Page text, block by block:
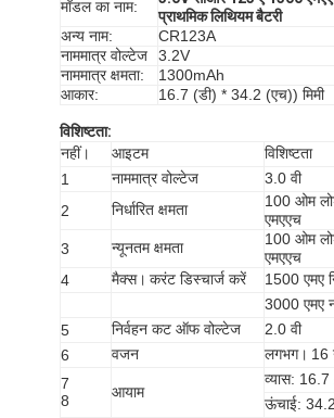
मॉडल का नाम:
प्राथमिक लिथियम बैटरी
अन्य नाम:
CR123A
नाममात्र वोल्टेज
3.2V
नाममात्र क्षमता:
1300mAh
आकार:
16.7 (डी) * 34.2 (एच)) मिमी
विशिष्टता:
नहीं।
आइटम
विशिष्टता
1
नाममात्र वोल्टेज
3.0 वी
2
निर्धारित क्षमता
100 ओम
एमएएच
3
न्यूनतम क्षमता
100 ओम
एमएएच
4
मैक्स। करंट डिस्चार्ज करें
1500 एमए
3000 एमए
5
निर्वहन कट ऑफ वोल्टेज
2.0 वी
6
वजन लगभग। 16
7
8
आयाम
व्यास: 16.7
ऊंचाई: